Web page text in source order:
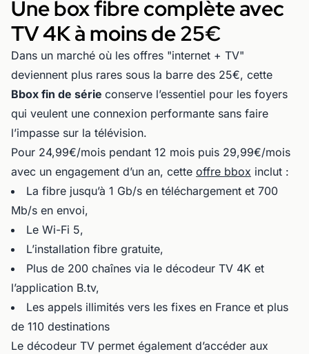
Une box fibre complète avec
TV 4K à moins de 25€
Dans un marché où les offres "internet + TV"
deviennent plus rares sous la barre des 25€, cette
Bbox fin de série conserve l’essentiel pour les foyers
qui veulent une connexion performante sans faire
l’impasse sur la télévision.
Pour 24,99€/mois pendant 12 mois puis 29,99€/mois
avec un engagement d’un an, cette offre bbox inclut :
La fibre jusqu’à 1 Gb/s en téléchargement et 700
Mb/s en envoi,
Le Wi-Fi 5,
L’installation fibre gratuite,
Plus de 200 chaînes via le décodeur TV 4K et
l’application B.tv,
Les appels illimités vers les fixes en France et plus
de 110 destinations
Le décodeur TV permet également d’accéder aux